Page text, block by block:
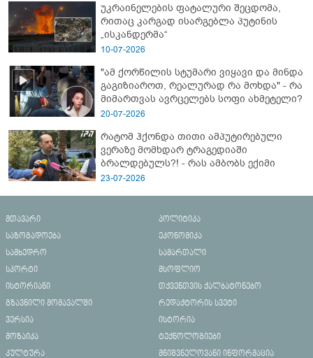
უკრაინელების ფატალური შეცდომა,
რითაც კარგად ისარგებლა პუტინის
„ისკანდერმა“
10-07-2026
"ამ ქორწილის სტუმარი ვიყავი და მინდა
გაგიზიაროთ, რეალურად რა მოხდა" - რა
მიმართვას ავრცელებს სოფი ახმეტელი?
20-07-2026
რატომ ჰქონდა თითი ამპუტირებული
ვერაზე მომხდარ ტრაგედიაში
ბრალდებულს?! - რას ამბობს ექიმი
23-07-2026
მთავარი
პოლიტიკა
საზოგადოება
ეკონომიკა
სამხედრო
სამართალი
სპორტი
მსოფლიო
ისტორიანი
თქვენთვის ქალბატონებო
გზავნილი მომავალში
რედაქტორის სვეტი
ვერსია
ისტორია
მოზაიკა
ტექნოლოგიები
კულტურა
მნიშვნელოვანი ინფორმაცია